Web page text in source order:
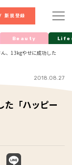
新規登録
Beauty
、13kgやせに成功した
2018.08.27
た「ハッピー